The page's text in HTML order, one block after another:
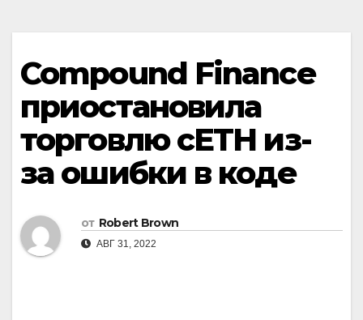
Compound Finance
приостановила
торговлю cETH из-
за ошибки в коде
от Robert Brown
АВГ 31, 2022